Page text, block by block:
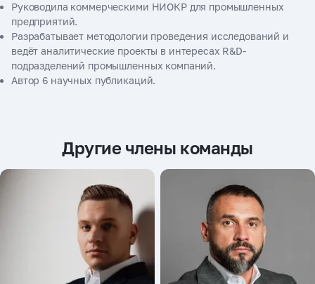
Руководила коммерческими НИОКР для промышленных
предприятий.
Разрабатывает методологии проведения исследований и
ведёт аналитические проекты в интересах R&D-
подразделений промышленных компаний.
Автор 6 научных публикаций.
Другие члены команды